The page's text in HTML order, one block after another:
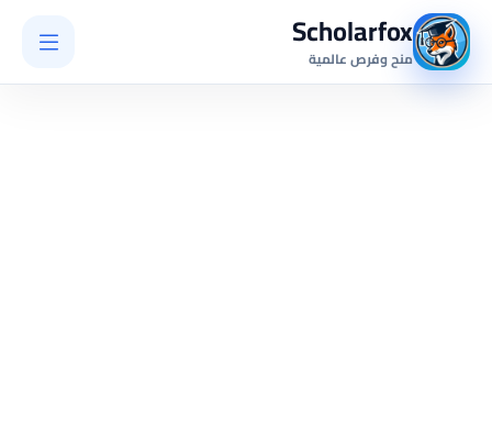
Scholarfox
منح وفرص عالمية